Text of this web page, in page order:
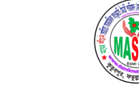
ICJ
SAARC
ग्लोबल
पत्रकार फोरम वैश्विक
रणनीतिक समझौता ज्ञापन पर